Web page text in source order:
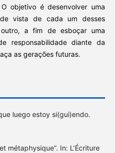
objetivo é desenvolver uma
vista de cada um desses
a fim de esboçar uma
responsabilidade diante da
as gerações futuras.
luego estoy si(gui)endo.
métaphysique”. In: L’Écriture